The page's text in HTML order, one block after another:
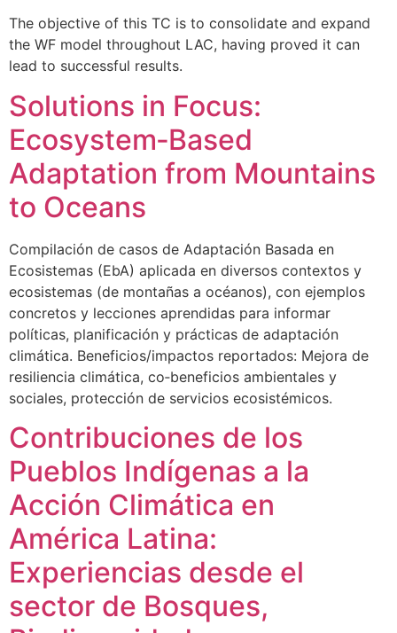
The objective of this TC is to consolidate and expand
the WF model throughout LAC, having proved it can
lead to successful results.
Solutions in Focus:
Ecosystem‑Based
Adaptation from Mountains
to Oceans
Compilación de casos de Adaptación Basada en
Ecosistemas (EbA) aplicada en diversos contextos y
ecosistemas (de montañas a océanos), con ejemplos
concretos y lecciones aprendidas para informar
políticas, planificación y prácticas de adaptación
climática. Beneficios/impactos reportados: Mejora de
resiliencia climática, co‑beneficios ambientales y
sociales, protección de servicios ecosistémicos.
Contribuciones de los
Pueblos Indígenas a la
Acción Climática en
América Latina:
Experiencias desde el
sector de Bosques,